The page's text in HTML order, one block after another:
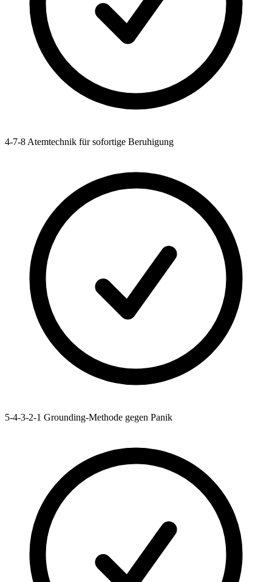
4-7-8 Atemtechnik für sofortige Beruhigung
5-4-3-2-1 Grounding-Methode gegen Panik